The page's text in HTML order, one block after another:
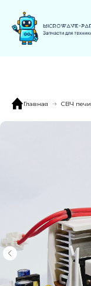
Главная СВЧ печи